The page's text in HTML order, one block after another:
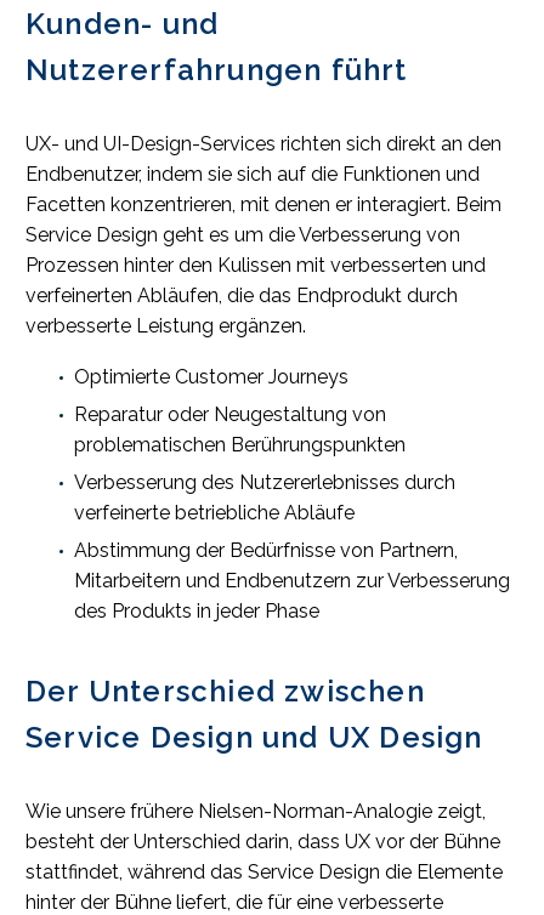
Kunden- und
Nutzererfahrungen führt
UX- und UI-Design-Services richten sich direkt an den
Endbenutzer, indem sie sich auf die Funktionen und
Facetten konzentrieren, mit denen er interagiert. Beim
Service Design geht es um die Verbesserung von
Prozessen hinter den Kulissen mit verbesserten und
verfeinerten Abläufen, die das Endprodukt durch
verbesserte Leistung ergänzen.
Optimierte Customer Journeys
Reparatur oder Neugestaltung von
problematischen Berührungspunkten
Verbesserung des Nutzererlebnisses durch
verfeinerte betriebliche Abläufe
Abstimmung der Bedürfnisse von Partnern,
Mitarbeitern und Endbenutzern zur Verbesserung
des Produkts in jeder Phase
Der Unterschied zwischen
Service Design und UX Design
Wie unsere frühere Nielsen-Norman-Analogie zeigt,
besteht der Unterschied darin, dass UX vor der Bühne
stattfindet, während das Service Design die Elemente
hinter der Bühne liefert, die für eine verbesserte